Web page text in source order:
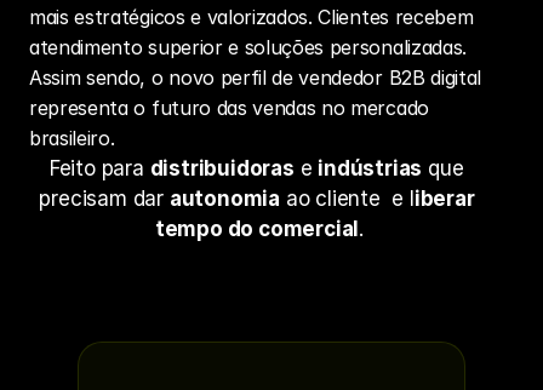
mais estratégicos e valorizados. Clientes recebem
atendimento superior e soluções personalizadas.
Assim sendo, o novo perfil de vendedor B2B digital
representa o futuro das vendas no mercado
brasileiro.
Feito para distribuidoras e indústrias que
precisam dar autonomia ao cliente  e l iberar
tempo do comercial .